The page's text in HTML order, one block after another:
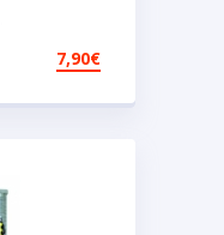
7,90€